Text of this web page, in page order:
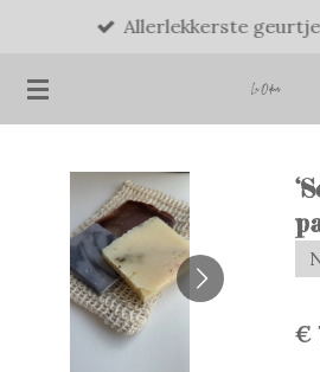
naar
de
Allerlekkerste
€